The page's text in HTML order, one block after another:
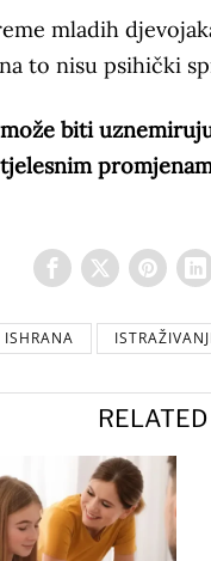
mladih
to nisu psihički
biti
ISHRANA